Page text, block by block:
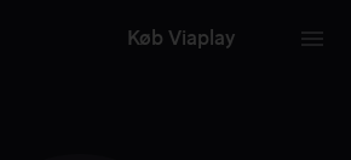
Køb Viaplay